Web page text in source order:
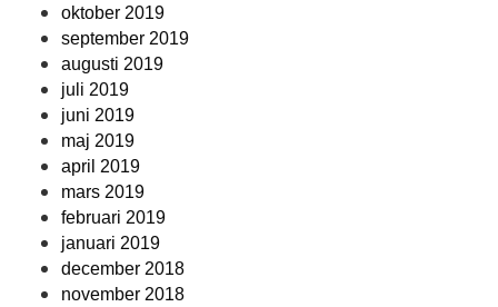
oktober 2019
september 2019
augusti 2019
juli 2019
juni 2019
maj 2019
april 2019
mars 2019
februari 2019
januari 2019
december 2018
november 2018